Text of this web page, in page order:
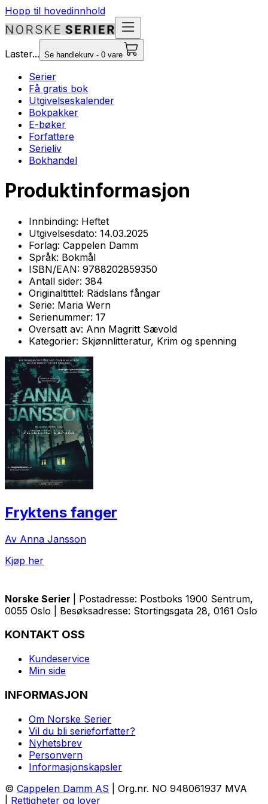
Hopp til hovedinnhold
Laster... Se handlekurv - 0 vare
Serier
Få gratis bok
Utgivelseskalender
Bokpakker
E-bøker
Forfattere
Serieliv
Bokhandel
Produktinformasjon
Innbinding: Heftet
Utgivelsesdato: 14.03.2025
Forlag: Cappelen Damm
Språk: Bokmål
ISBN/EAN: 9788202859350
Antall sider: 384
Originaltittel: Rädslans fångar
Serie: Maria Wern
Serienummer: 17
Oversatt av: Ann Magritt Sævold
Kategorier: Skjønnlitteratur, Krim og spenning
Fryktens fanger
Av Anna Jansson
Kjøp her
Norske Serier
| Postadresse: Postboks 1900 Sentrum,
0055 Oslo | Besøksadresse: Stortingsgata 28, 0161 Oslo
KONTAKT OSS
Kundeservice
Min side
INFORMASJON
Om Norske Serier
Vil du bli serieforfatter?
Nyhetsbrev
Personvern
Informasjonskapsler
© Cappelen Damm AS | Org.nr. NO 948061937 MVA
Rettigheter og lover